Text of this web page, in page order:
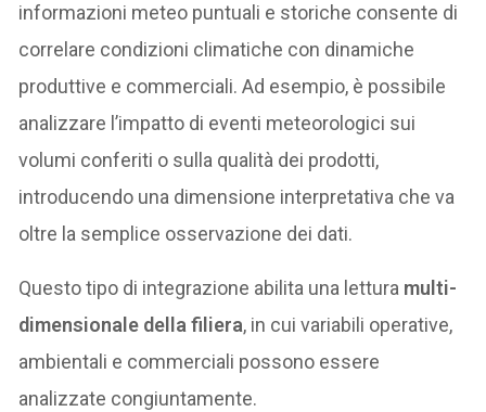
informazioni meteo puntuali e storiche consente di
correlare condizioni climatiche con dinamiche
produttive e commerciali. Ad esempio, è possibile
analizzare l’impatto di eventi meteorologici sui
volumi conferiti o sulla qualità dei prodotti,
introducendo una dimensione interpretativa che va
oltre la semplice osservazione dei dati.
Questo tipo di integrazione abilita una lettura multi-
dimensionale della filiera, in cui variabili operative,
ambientali e commerciali possono essere
analizzate congiuntamente.